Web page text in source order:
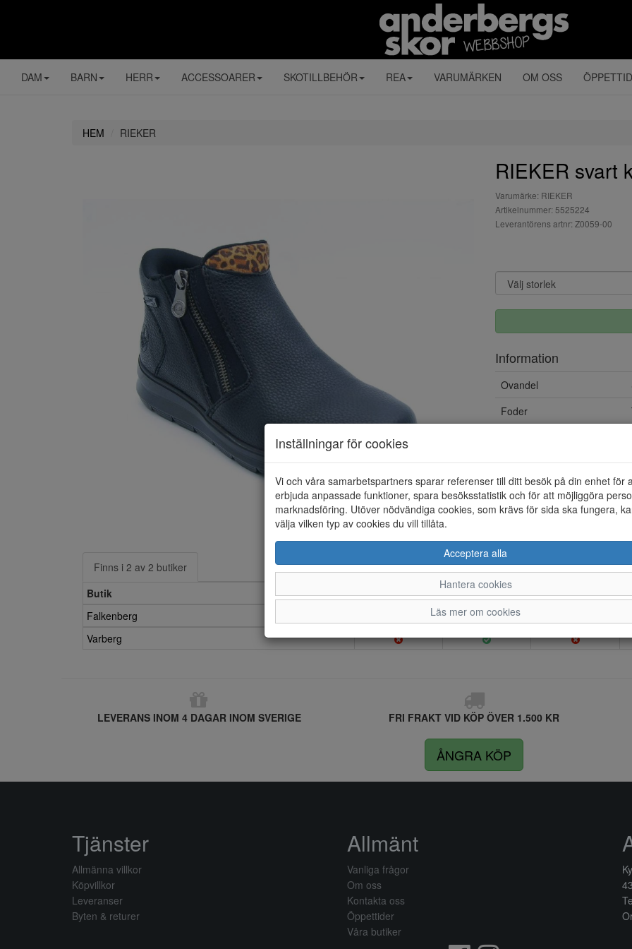
DAM BARN HERR ACCESSOARER SKOTILLBEHÖR REA VARUMÄRKEN OM OSS
HEM RIEKER
RIEKER svart
Varumärke: RIEKER
Artikelnummer: 5525224
Leverantörens artnr: Z0059-00
Information
Ovandel
Foder
Övrigt
Löstagbar innersula
Finns i 2 av 2 butiker
Butik
37 38 39
Falkenberg
Varberg
LEVERANS INOM 4 DAGAR INOM SVERIGE FRI FRAKT VID KÖP ÖVER 1.500 KR
ÅNGRA KÖP
Inställningar för cookies
Vi och våra samarbetspartners sparar referenser till ditt besök på din enhet för
erbjuda anpassade funktioner, spara besöksstatistik och för att möjliggöra
marknadsföring. Utöver nödvändiga cookies, som krävs för sida ska fungera,
välja vilken typ av cookies du vill tillåta.
Acceptera alla
Hantera cookies
Läs mer om cookies
Tjänster
Allmänna villkor
Köpvillkor
Leveranser
Byten & returer
Allmänt
Vanliga frågor
Om oss
Kontakta oss
Öppettider
Våra butiker